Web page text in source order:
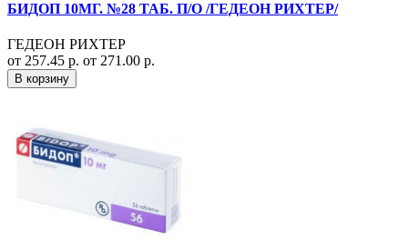
БИДОП 10МГ. №28 ТАБ. П/О /ГЕДЕОН РИХТЕР/
ГЕДЕОН РИХТЕР
от 257.45 р. от 271.00 р.
В корзину